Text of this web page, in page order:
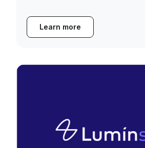
Learn more